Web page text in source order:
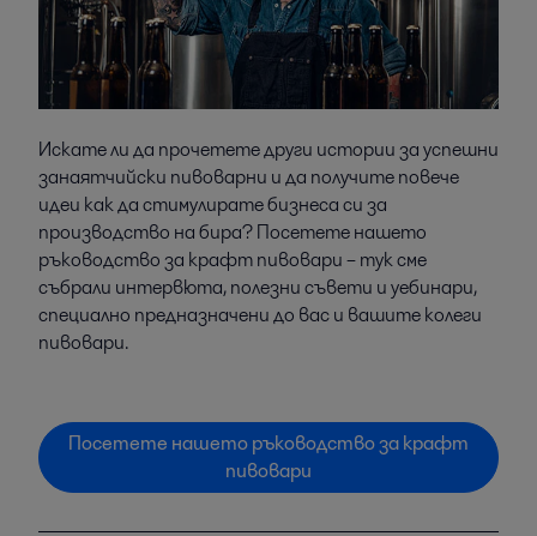
Искате ли да прочетете други истории за успешни
занаятчийски пивоварни и да получите повече
идеи как да стимулирате бизнеса си за
производство на бира? Посетете нашето
ръководство за крафт пивовари – тук сме
събрали интервюта, полезни съвети и уебинари,
специално предназначени до вас и вашите колеги
пивовари.
Посетете нашето ръководство за крафт
пивовари